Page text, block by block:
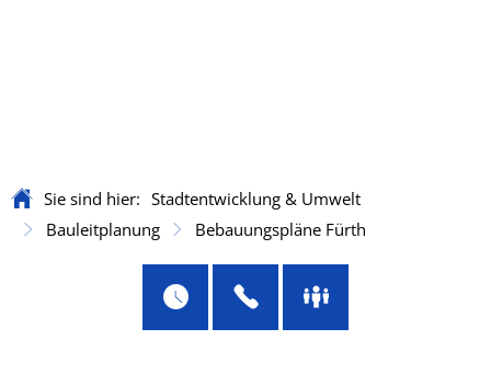
Sie sind hier: Stadtentwicklung & Umwelt
Bauleitplanung
Bebauungspläne Fürth